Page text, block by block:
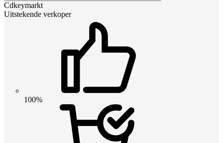
Cdkeymarkt
Uitstekende verkoper
100%